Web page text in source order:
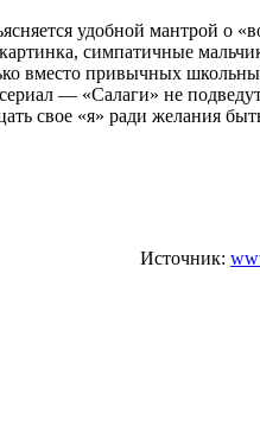
удобной мантрой о
симпатичные
вместо привычных
— «Салаги» не
свое «я» ради желания
Источник: